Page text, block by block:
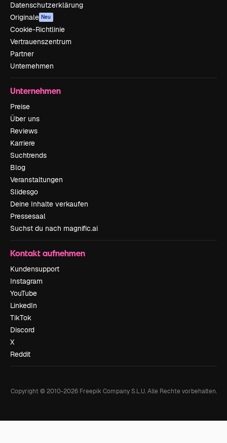
Datenschutzerklärung
Originale Neu
Cookie-Richtlinie
Vertrauenszentrum
Partner
Unternehmen
Unternehmen
Preise
Über uns
Reviews
Karriere
Suchtrends
Blog
Veranstaltungen
Slidesgo
Deine Inhalte verkaufen
Pressesaal
Suchst du nach magnific.ai
Kontakt aufnehmen
Kundensupport
Instagram
YouTube
LinkedIn
TikTok
Discord
X
Reddit
Copyright © 2010-2026Freepik Company S.L.U. Alle Rechte vorbehalten.